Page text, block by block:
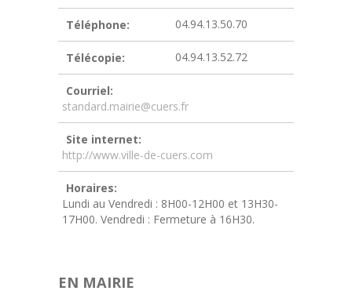
Téléphone: 04.94.13.50.70
Télécopie: 04.94.13.52.72
Courriel:
standard.mairie@cuers.fr
Site internet:
http://www.ville-de-cuers.com
Horaires:
Lundi au Vendredi : 8H00-12H00 et 13H30-
17H00. Vendredi : Fermeture à 16H30.
EN MAIRIE